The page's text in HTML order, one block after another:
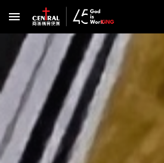
Skip to main content